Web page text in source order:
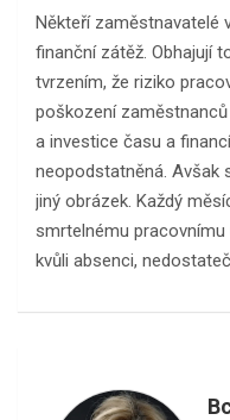
Někteří zaměstnavatelé
finanční zátěž. Obhajují
tvrzením, že riziko
poškození zaměstnanců
a investice času a
neopodstatněná. Avšak
jiný obrázek. Každý
smrtelnému pracovnímu
kvůli absenci,